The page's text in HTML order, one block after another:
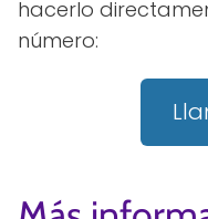
hacerlo
número: